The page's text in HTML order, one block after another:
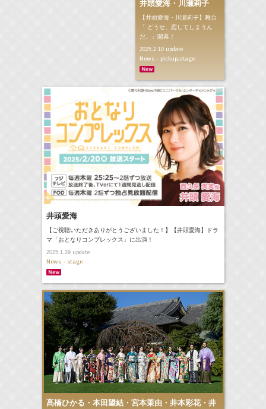
井頭愛海・川瀬莉子
【井頭愛海・川瀬莉子】舞台
「 どうせ、恋してしまうん
だ。」開幕！
2025.2.10update
News - pickup,stage
井頭愛海
【ご視聴いただきありがとうございました！】【井頭愛海】ドラ
マ「おとなりコンプレックス」に出演！
2025.1.29update
News - stage
髙橋ひかる・本田望結・宮本茉由・井本彩花・井